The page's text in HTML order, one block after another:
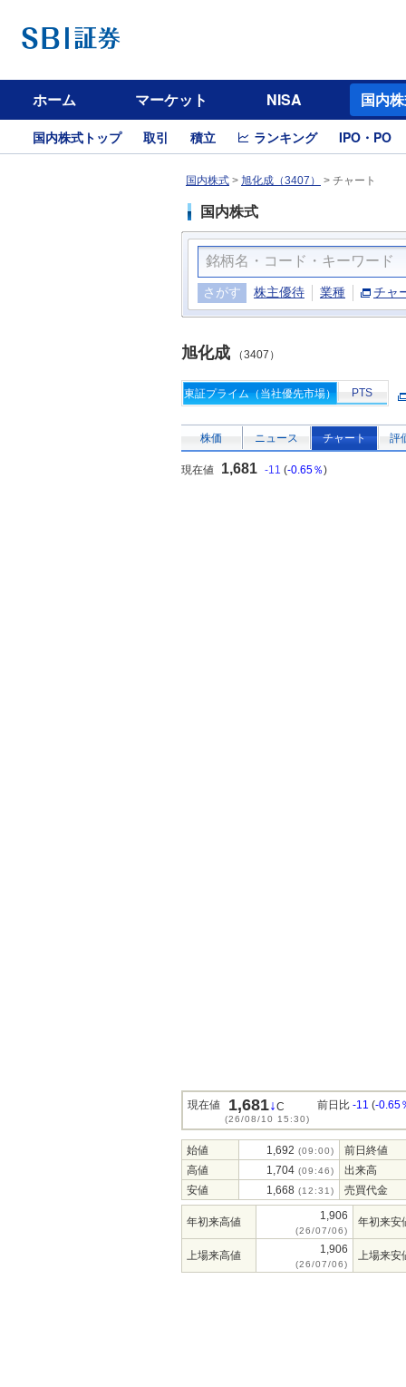
ホーム マーケット NISA 国内
国内株式トップ 取引 積立 ランキング IPO・PO
国内株式 > 旭化成（3407） > チャート
国内株式
さがす 株主優待 業種 チャ
旭化成 （3407）
東証プライム（当社優先市場） PTS
株価 ニュース チャート 評
現在値 1,681 -11 (-0.65％)
現在値 1,681↓C
(26/08/10 15:30)
前日比 -11 (-0.65
始値 1,692 (09:00)
前日終値
高値
1,704 (09:46)
出来高
安値
1,668 (12:31) 売買代金
年初来高値 1,906
(26/07/06)
年初来安
上場来高値 1,906
(26/07/06)
上場来安